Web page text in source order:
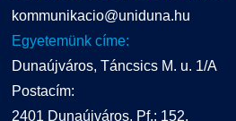
kommunikacio@uniduna.hu
Egyetemünk címe:
Dunaújváros, Táncsics M. u. 1/A
Postacím:
2401 Dunaújváros, Pf.: 152.